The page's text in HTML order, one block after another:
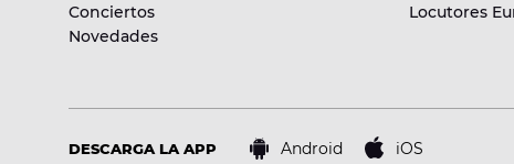
Conciertos
Novedades
Locutores
DESCARGA LA APP Android iOS